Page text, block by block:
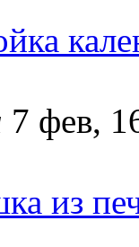
7 фев,
из